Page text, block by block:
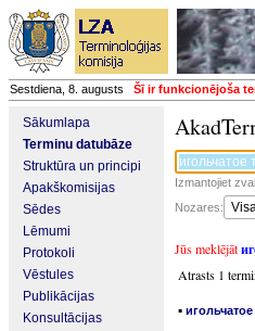
Sestdiena, 8. augusts Šī ir funkcionējoša
Sākumlapa
Terminu datubāze
Struktūra un principi
Apakškomisijas
Sēdes
Lēmumi
Protokoli
Vēstules
Publikācijas
Konsultācijas
Izmantojiet
Nozares:
Jūs meklējāt
Atrasts 1
▪